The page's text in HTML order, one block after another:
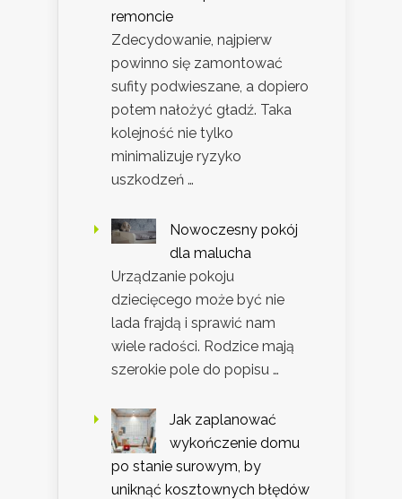
remoncie
Zdecydowanie, najpierw
powinno się zamontować
sufity podwieszane, a dopiero
potem nałożyć gładź. Taka
kolejność nie tylko
minimalizuje ryzyko
uszkodzeń …
Nowoczesny pokój
dla malucha
Urządzanie pokoju
dziecięcego może być nie
lada frajdą i sprawić nam
wiele radości. Rodzice mają
szerokie pole do popisu …
Jak zaplanować
wykończenie domu
po stanie surowym, by
uniknąć kosztownych błędów